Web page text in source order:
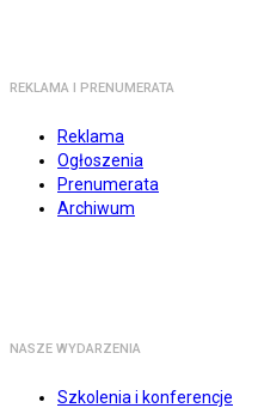
REKLAMA I PRENUMERATA
Reklama
Ogłoszenia
Prenumerata
Archiwum
NASZE WYDARZENIA
Szkolenia i konferencje